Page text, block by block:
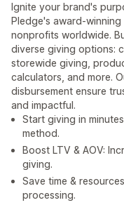
Ignite your brand's
Pledge's award-
nonprofits worldwide.
diverse giving options:
storewide giving,
calculators, and more.
disbursement ensure
and impactful.
Start giving in
method.
Boost LTV & AOV:
giving.
Save time &
processing.